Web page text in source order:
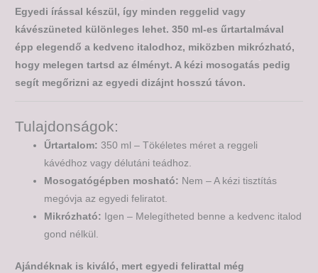
Egyedi írással készül, így minden reggelid vagy
kávészüneted különleges lehet. 350 ml-es űrtartalmával
épp elegendő a kedvenc italodhoz, miközben mikrózható,
hogy melegen tartsd az élményt. A kézi mosogatás pedig
segít megőrizni az egyedi dizájnt hosszú távon.
Tulajdonságok:
Űrtartalom: 350 ml – Tökéletes méret a reggeli
kávédhoz vagy délutáni teádhoz.
Mosogatógépben mosható: Nem – A kézi tisztítás
megóvja az egyedi feliratot.
Mikrózható: Igen – Melegítheted benne a kedvenc italod
gond nélkül.
Ajándéknak is kiváló, mert egyedi felirattal még